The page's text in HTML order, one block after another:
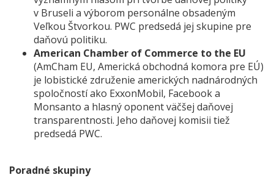
v Bruseli a výborom personálne obsadeným
Veľkou Štvorkou. PWC predsedá jej skupine pre
daňovú politiku.
American Chamber of Commerce to the EU
(AmCham EU, Americká obchodná komora pre EÚ)
je lobistické združenie amerických nadnárodných
spoločností ako ExxonMobil, Facebook a
Monsanto a hlasný oponent väčšej daňovej
transparentnosti. Jeho daňovej komisii tiež
predsedá PWC.
Poradné skupiny